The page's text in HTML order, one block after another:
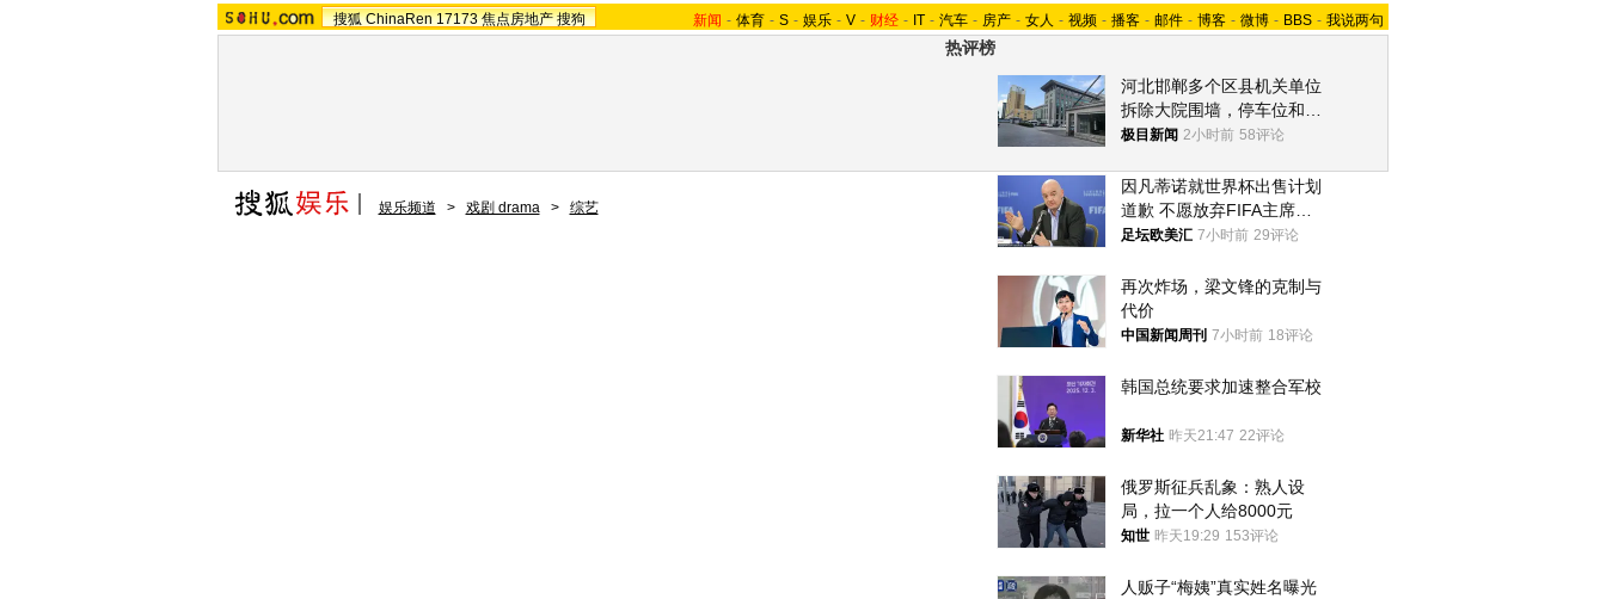
搜狐 ChinaRen 17173 焦点房地产 搜狗 新闻 - 体育 - S - 娱乐 - V - 财经 - IT - 汽车 - 房产 - 女人 - 视频 - 播客 - 邮件 - 博客 - 微博 - BBS - 我说两句
热评榜
河北邯郸多个区县机关单位
拆除大院围墙，停车位和厕
所免费开放，当地多部门回
极目新闻 2小时前 58评论
因凡蒂诺就世界杯出售计划
道歉 不愿放弃FIFA主席职
位
足坛欧美汇 7小时前 29评论
再次炸场，梁文锋的克制与
代价
中国新闻周刊 7小时前 18评论
韩国总统要求加速整合军校
新华社 昨天21:47 22评论
俄罗斯征兵乱象：熟人设
局，拉一个人给8000元
知世 昨天19:29 153评论
人贩子“梅姨”真实姓名曝光
娱乐频道 > 戏剧 drama > 综艺